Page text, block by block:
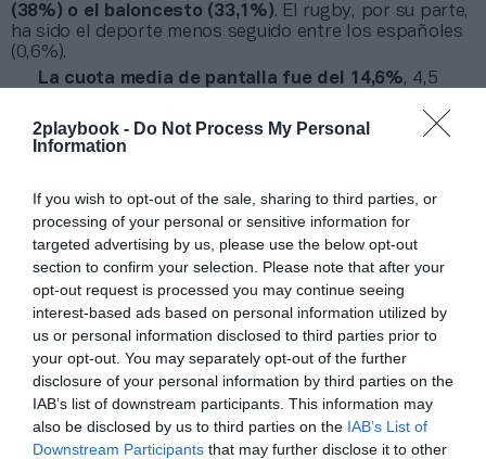
2playbook - Do Not Process My Personal
Information
If you wish to opt-out of the sale, sharing to third parties, or
processing of your personal or sensitive information for
targeted advertising by us, please use the below opt-out
section to confirm your selection. Please note that after your
opt-out request is processed you may continue seeing
interest-based ads based on personal information utilized by
us or personal information disclosed to third parties prior to
your opt-out. You may separately opt-out of the further
disclosure of your personal information by third parties on the
IAB’s list of downstream participants. This information may
also be disclosed by us to third parties on the IAB’s List of
Downstream Participants that may further disclose it to other
(38%) o el baloncesto (33,1%). El rugby, por su parte,
ha sido el deporte menos seguido entre los españoles
(0,6%).
La cuota media de pantalla fue del 14,6%, 4,5
10,9% del share lo concentró Rtve (10,9%), seguido de
Teledeporte (3,1%), debido a ser los únicos canales en
han retransmitido los eventos ha aumentado un 52%
respecto al mismo período del año anterior.
Por otro lado, cabe destacar que los datos no
incluyen las plataformas de streaming, donde se ha
concentrado gran parte de la audiencia ante el cambio
horario. Según los primeros datos ofrecidos por
Eurosport, la audiencia acumulada en Europa superó
los 275 millones de espectadores y el consumo digital
se había multiplicado por 18 respecto a PyeongChang
2018, aunque estos eran Juegos de Invierno, que
siempre congregan mejor audiencia.
No se ha realizado comparativa con Río 2016 aún